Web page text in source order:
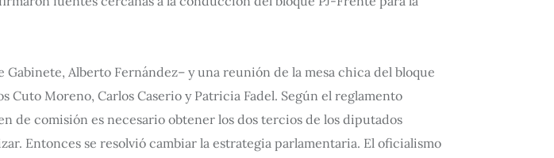
Alberto Fernández– y una reunión de la mesa chica del bloque
Moreno, Carlos Caserio y Patricia Fadel. Según el reglamento
comisión es necesario obtener los dos tercios de los diputados
Entonces se resolvió cambiar la estrategia parlamentaria. El oficialismo